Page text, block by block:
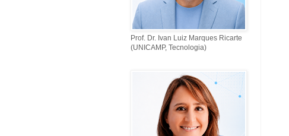
Prof. Dr. Ivan Luiz Marques Ricarte
(UNICAMP, Tecnologia)